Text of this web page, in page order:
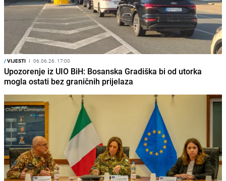
/VIJESTI I 06.06.26. 17:00
Upozorenje iz UIO BiH: Bosanska Gradiška bi od utorka
mogla ostati bez graničnih prijelaza